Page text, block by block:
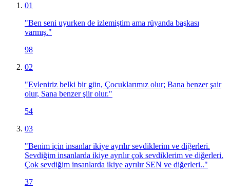
01
"Ben seni uyurken de izlemiştim ama rüyanda başkası
varmış."
98
02
"Evleniriz belki bir gün, Çocuklarımız olur; Bana benzer şair
olur, Sana benzer şiir olur."
54
03
"Benim için insanlar ikiye ayrılır sevdiklerim ve diğerleri.
Sevdiğim insanlarda ikiye ayrılır çok sevdiklerim ve diğerleri.
Çok sevdiğim insanlarda ikiye ayrılır SEN ve diğerleri.."
37